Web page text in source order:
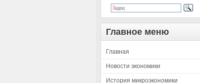
Главное меню
Главная
Новости экономики
История микроэкономики